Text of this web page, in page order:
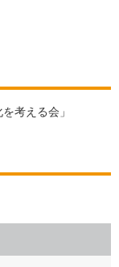
考える会」